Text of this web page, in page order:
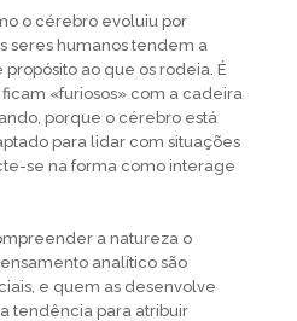
o cérebro evoluiu por
seres humanos tendem a
ao que os rodeia. É
«furiosos» com a cadeira
porque o cérebro está
para lidar com situações
se na forma como interage
a natureza o
analítico são
e quem as desenvolve
tendência para atribuir